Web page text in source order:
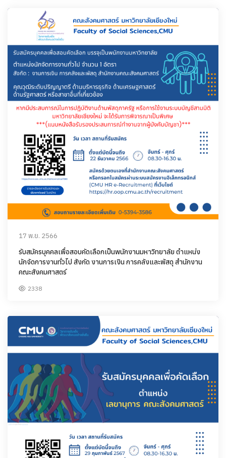
17 พ.ย. 2566
รับสมัครบุคคลเพื่อสอบคัดเลือกเป็นพนักงานมหาวิทยาลัย ตำแหน่ง
นักจัดการงานทั่วไป สังกัด งานการเงิน การคลังและพัสดุ สำนักงาน
คณะสังคมศาสตร์
2338